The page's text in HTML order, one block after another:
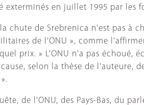
exterminés en juillet 1995 par
chute de Srebrenica n'est pas
de l'ONU », comme
prix. » L'ONU n'a pas échoué,
selon la thèse de
de l'ONU, des Pays-Bas, du